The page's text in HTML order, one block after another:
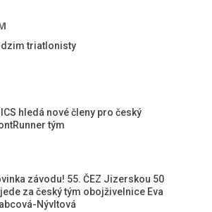
triatlonisty
hledá nové členy pro český
tým
závodu! 55. ČEZ Jizerskou 50
za český tým obojživelnice Eva
Nývltová